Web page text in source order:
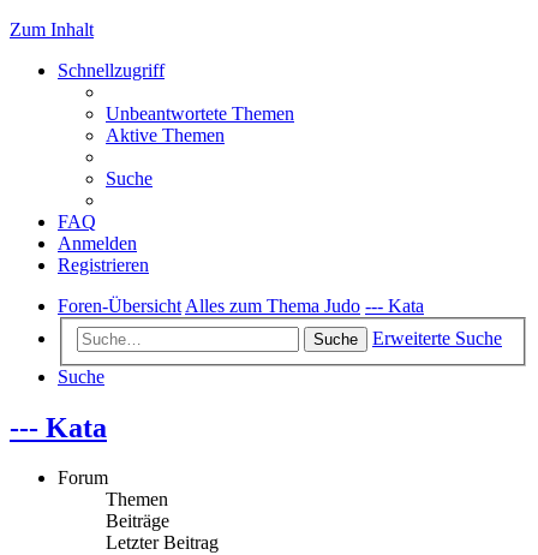
Zum Inhalt
Schnellzugriff
Unbeantwortete Themen
Aktive Themen
Suche
FAQ
Anmelden
Registrieren
Foren-Übersicht Alles zum Thema Judo --- Kata
Suche
Erweiterte Suche
Suche
--- Kata
Forum
Themen
Beiträge
Letzter Beitrag